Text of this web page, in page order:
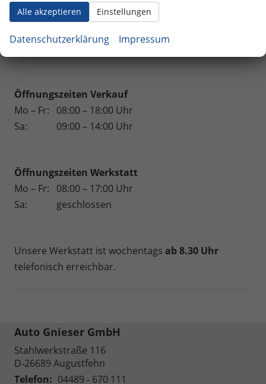
164 Fahrzeuge
Wir sind für Sie da.
Öffnungszeiten Verkauf
Mo – Fr: 08:00 – 18:00 Uhr
Sa:
09:00 – 14:00 Uhr
Öffnungszeiten Werkstatt
Mo – Fr: 08:00 – 17:00 Uhr
Sa:
geschlossen
Unsere Werkstatt ist wochentags ab 8.30 Uhr
telefonisch erreichbar.
Auto Gnieser GmbH
Stahlwerkstraße 116
D-26689 Augustfehn
Telefon: 04489 - 670 111
Alle akzeptieren Einstellungen
Datenschutzerklärung Impressum